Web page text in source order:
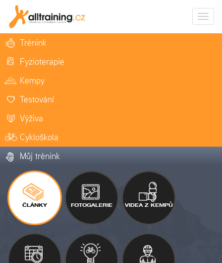
Trénink
Fyzioterapie
Kempy
Testování
Výživa
Cykloškola
Můj trénink
ČLÁNKY FOTOGALERIE VIDEA Z KEMPŮ